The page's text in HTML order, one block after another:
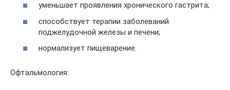
уменьшает проявления хронического гастрита;
способствует терапии заболеваний
поджелудочной железы и печени;
нормализует пищеварение.
Офтальмология: